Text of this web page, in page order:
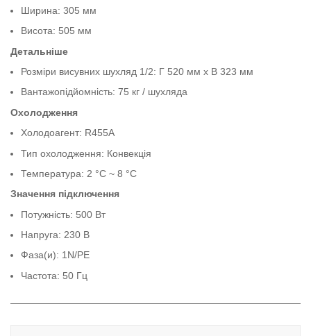
Ширина: 305 мм
Висота: 505 мм
Детальніше
Розміри висувних шухляд 1/2: Г 520 мм x В 323 мм
Вантажопідйомність: 75 кг / шухляда
Охолодження
Холодоагент: R455A
Тип охолодження: Конвекція
Температура: 2 °C ~ 8 °C
Значення підключення
Потужність: 500 Вт
Напруга: 230 В
Фаза(и): 1N/PE
Частота: 50 Гц